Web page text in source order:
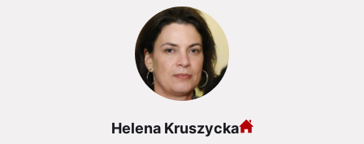
Helena Kruszycka